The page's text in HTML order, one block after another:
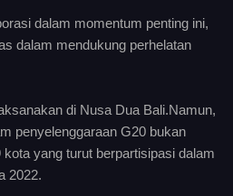
dalam momentum penting ini,
dalam mendukung perhelatan
di Nusa Dua Bali.Namun,
penyelenggaraan G20 bukan
yang turut berpartisipasi dalam
2022.